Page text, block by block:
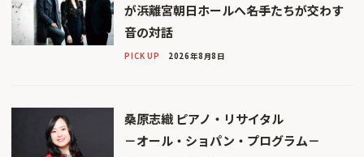
が浜離宮朝日ホールへ――名手たちが交わす
音の対話
PICK UP 2026年8月8日
桑原志織 ピアノ・リサイタル
－オール・ショパン・プログラム－